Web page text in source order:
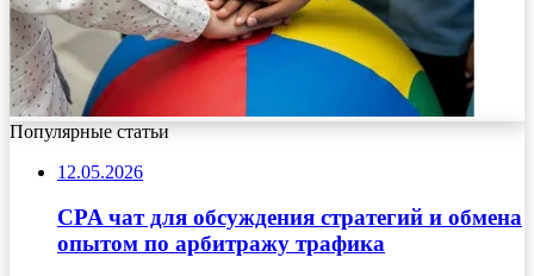
Популярные статьи
12.05.2026
CPA чат для обсуждения стратегий и обмена
опытом по арбитражу трафика